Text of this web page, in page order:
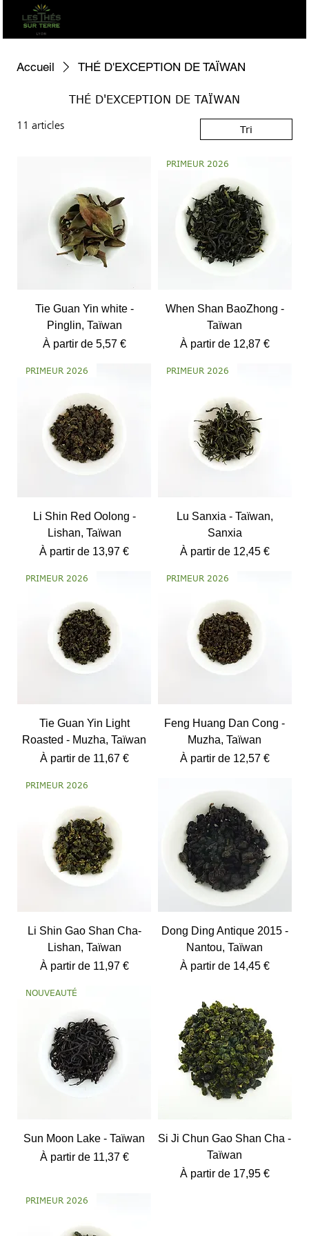
Accueil THÉ D'EXCEPTION DE TAÏWAN
THÉ D'EXCEPTION DE TAÏWAN
11 articles Tri
Tie Guan Yin white -
Pinglin, Taïwan
À partir de 5,57 €
Prix promotionnel
PRIMEUR 2026
When Shan BaoZhong -
Taïwan
À partir de 12,87 €
Prix promotionnel
PRIMEUR 2026
Li Shin Red Oolong -
Lishan, Taïwan
À partir de 13,97 €
Prix promotionnel
PRIMEUR 2026
Lu Sanxia - Taïwan,
Sanxia
À partir de 12,45 €
Prix promotionnel
PRIMEUR 2026
Tie Guan Yin Light
Roasted - Muzha, Taïwan
À partir de 11,67 €
Prix promotionnel
PRIMEUR 2026
Feng Huang Dan Cong -
Muzha, Taïwan
À partir de 12,57 €
Prix promotionnel
PRIMEUR 2026
Li Shin Gao Shan Cha-
Lishan, Taïwan
À partir de 11,97 €
Prix promotionnel
Dong Ding Antique 2015 -
Nantou, Taïwan
À partir de 14,45 €
Prix promotionnel
NOUVEAUTÉ
Sun Moon Lake - Taïwan
À partir de 11,37 €
Prix promotionnel
Si Ji Chun Gao Shan Cha -
Taïwan
À partir de 17,95 €
Prix promotionnel
PRIMEUR 2026